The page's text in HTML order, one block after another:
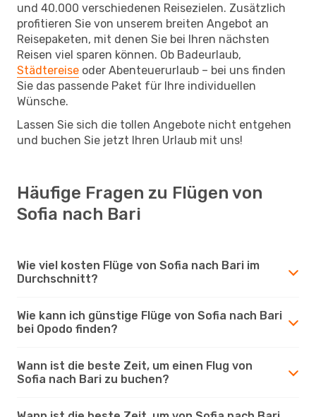
und 40.000 verschiedenen Reisezielen. Zusätzlich
profitieren Sie von unserem breiten Angebot an
Reisepaketen, mit denen Sie bei Ihren nächsten
Reisen viel sparen können. Ob Badeurlaub,
Städtereise oder Abenteuerurlaub – bei uns finden
Sie das passende Paket für Ihre individuellen
Wünsche.
Lassen Sie sich die tollen Angebote nicht entgehen
und buchen Sie jetzt Ihren Urlaub mit uns!
Häufige Fragen zu Flügen von
Sofia nach Bari
Wie viel kosten Flüge von Sofia nach Bari im
Durchschnitt?
Wie kann ich günstige Flüge von Sofia nach Bari
bei Opodo finden?
Wann ist die beste Zeit, um einen Flug von
Sofia nach Bari zu buchen?